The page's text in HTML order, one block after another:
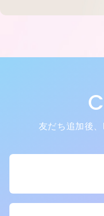
友だち追加後